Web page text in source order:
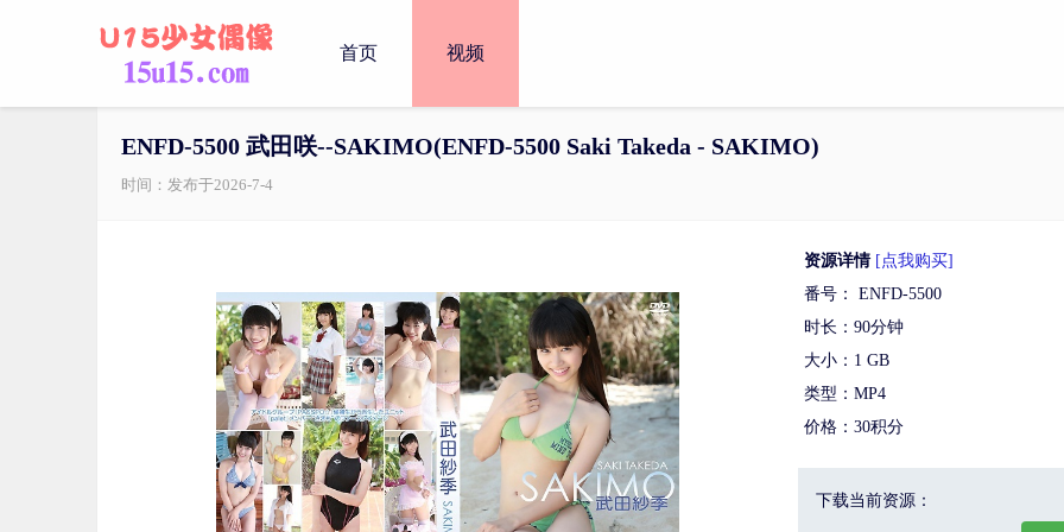
首页 视频
ENFD-5500 武田咲--SAKIMO(ENFD-5500 Saki Takeda - SAKIMO)
时间：发布于2026-7-4
资源详情 [点我购买]
番号： ENFD-5500
时长：90分钟
大小：1 GB
类型：MP4
价格：30积分
下载当前资源：